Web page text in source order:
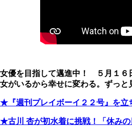
女優を目指して邁進中！ ５月１６
女がいるから幸せに変わる。ずっと
★『週刊プレイボーイ２２号』を立
★古川 杏が初水着に挑戦！「休みの